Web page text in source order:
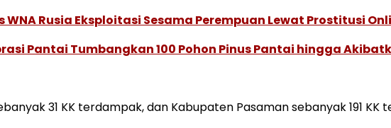
Rusia Eksploitasi Sesama Perempuan Lewat Prostitusi
Pantai Tumbangkan 100 Pohon Pinus Pantai hingga
31 KK terdampak, dan Kabupaten Pasaman sebanyak 191 KK